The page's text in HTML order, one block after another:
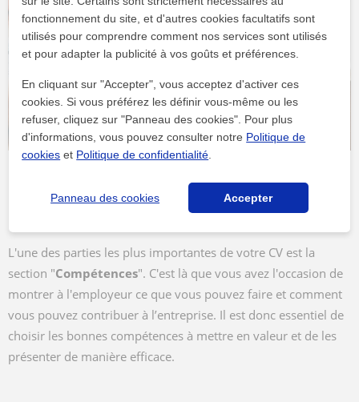
Comment mettre en valeur vos
compétences sur votre CV
L'une des parties les plus importantes de votre CV est la
section "Compétences". C'est là que vous avez l'occasion de
montrer à l'employeur ce que vous pouvez faire et comment
vous pouvez contribuer à l’entreprise. Il est donc essentiel de
choisir les bonnes compétences à mettre en valeur et de les
présenter de manière efficace.
fonctionnement du site, et d'autres cookies facultatifs sont
utilisés pour comprendre comment nos services sont utilisés
et pour adapter la publicité à vos goûts et préférences.
En cliquant sur "Accepter", vous acceptez d'activer ces
cookies. Si vous préférez les définir vous-même ou les
refuser, cliquez sur "Panneau des cookies". Pour plus
d'informations, vous pouvez consulter notre Politique de
cookies et Politique de confidentialité
Panneau des cookies Accepter